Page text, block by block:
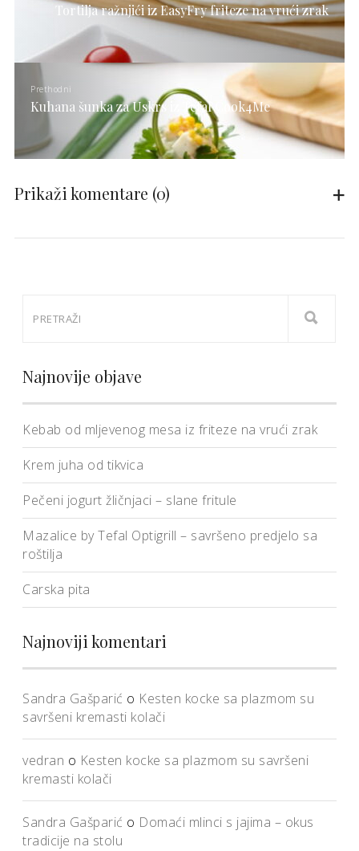
Tortilja ražnjići iz EasyFry friteze na vrući zrak
Prethodni
Kuhana šunka za Uskrs iz Tefal Cook4Me
Prikaži komentare (0)
Najnovije objave
Kebab od mljevenog mesa iz friteze na vrući zrak
Krem juha od tikvica
Pečeni jogurt žličnjaci – slane fritule
Mazalice by Tefal Optigrill – savršeno predjelo sa
roštilja
Carska pita
Najnoviji komentari
Sandra Gašparić o Kesten kocke sa plazmom su
savršeni kremasti kolači
vedran o Kesten kocke sa plazmom su savršeni
kremasti kolači
Sandra Gašparić o Domaći mlinci s jajima – okus
tradicije na stolu